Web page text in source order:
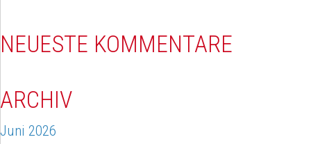
NEUESTE KOMMENTARE
ARCHIV
Juni 2026